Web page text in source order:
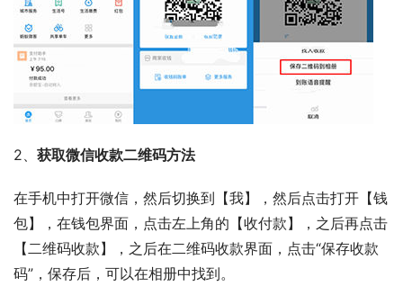
2、 获取微信收款二维码方法
在手机中打开微信，然后切换到【我】，然后点击打开【钱
包】，在钱包界面，点击左上角的【收付款】，之后再点击
【二维码收款】，之后在二维码收款界面，点击“保存收款
码”，保存后，可以在相册中找到。